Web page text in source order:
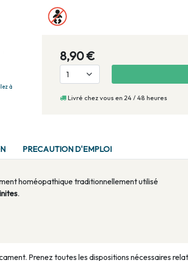
à
8,90 €
Livré chez vous en 24 / 48 heures
PRECAUTION D'EMPLOI
homéopathique traditionnellement utilisé
.
Prenez toutes les dispositions nécessaires